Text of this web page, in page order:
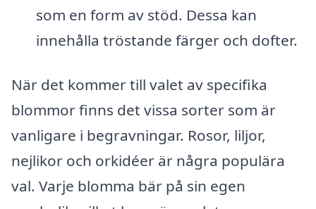
som en form av stöd. Dessa kan
innehålla tröstande färger och dofter.
När det kommer till valet av specifika
blommor finns det vissa sorter som är
vanligare i begravningar. Rosor, liljor,
nejlikor och orkidéer är några populära
val. Varje blomma bär på sin egen